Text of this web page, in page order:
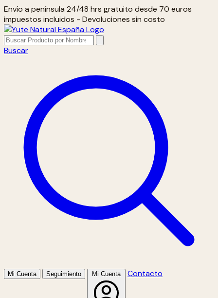
Envío a península 24/48 hrs gratuito desde 70 euros
impuestos incluidos - Devoluciones sin costo
Buscar
Mi Cuenta Seguimiento Mi Cuenta Contacto